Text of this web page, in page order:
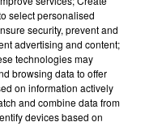
: CETTE
RETOUR
select personalised
security, prevent and
advertising and content;
technologies may
browsing data to offer
on information actively
and combine data from
devices based on